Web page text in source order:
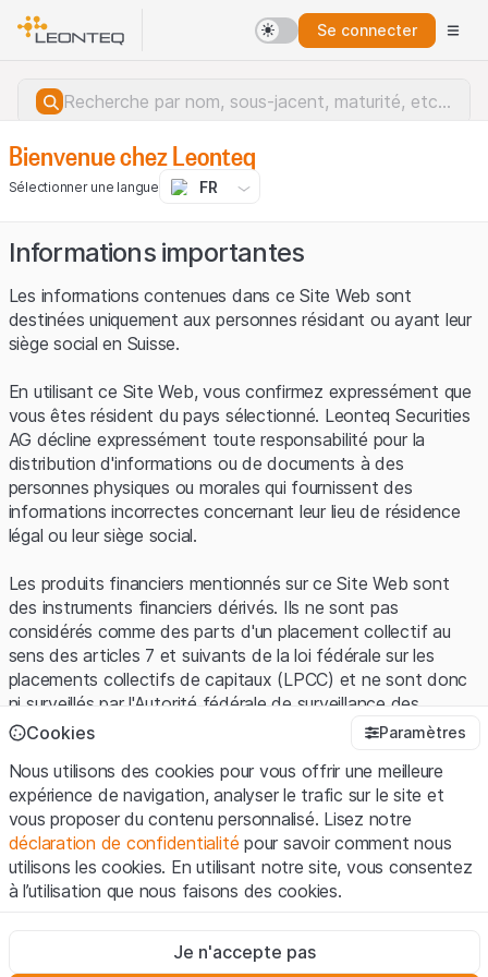
Se connecter
Erreur du serveur.
Bienvenue chez Leonteq
Sélectionner une langue FR
Informations importantes
Les informations contenues dans ce Site Web sont
destinées uniquement aux personnes résidant ou ayant leur
siège social en Suisse.
En utilisant ce Site Web, vous confirmez expressément que
vous êtes résident du pays sélectionné. Leonteq Securities
AG décline expressément toute responsabilité pour la
distribution d'informations ou de documents à des
personnes physiques ou morales qui fournissent des
informations incorrectes concernant leur lieu de résidence
légal ou leur siège social.
Les produits financiers mentionnés sur ce Site Web sont
des instruments financiers dérivés. Ils ne sont pas
considérés comme des parts d'un placement collectif au
sens des articles 7 et suivants de la loi fédérale sur les
placements collectifs de capitaux (LPCC) et ne sont donc
ni surveillés par l'Autorité fédérale de surveillance des
marchés financiers (FINMA) ni enregistrés auprès de la
protection spécifique des investisseurs prévue par la LPCC.
Conditions d'utilisation et informations juridiques
En utilisant le Site Web de Leonteq Securities AG (ci-après
"Site Web"), vous confirmez que vous avez compris et que
vous acceptez les informations juridiques, les notes
vous n'acceptez pas les Conditions d'utilisation, veuillez-
vous abstenir d'utiliser ce Site Web.
Cookies Paramètres
Nous utilisons des cookies pour vous offrir une meilleure
expérience de navigation, analyser le trafic sur le site et
vous proposer du contenu personnalisé. Lisez notre
déclaration de confidentialité pour savoir comment nous
utilisons les cookies. En utilisant notre site, vous consentez
à l’utilisation que nous faisons des cookies.
Ces cookies sont nécessaires au bon fonctionnement du site
Je n'accepte pas